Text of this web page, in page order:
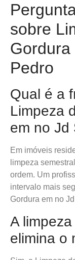
sobre
Gordura
Pedro
Qual é a
Limpeza
em no Jd
Em imóveis
limpeza
ordem. Um
intervalo mais
Gordura em no
A
elimina o